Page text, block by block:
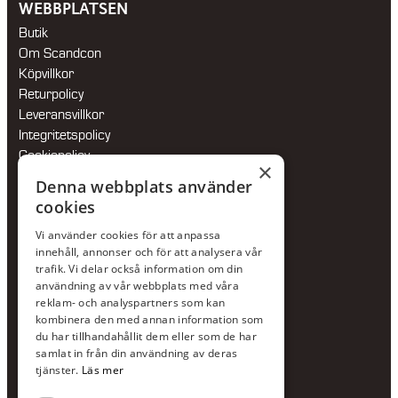
WEBBPLATSEN
Butik
Om Scandcon
Köpvillkor
Returpolicy
Leveransvillkor
Integritetspolicy
Cookiepolicy
Jour:073-36 88 87 0
Växel:020-120 29 00
E-post:info@scandcon.se
BESÖKSADRESS
Backagårdsgatan 9
511 57 Kinna
×
Denna webbplats använder
cookies
Vi använder cookies för att anpassa
innehåll, annonser och för att analysera vår
trafik. Vi delar också information om din
användning av vår webbplats med våra
reklam- och analyspartners som kan
kombinera den med annan information som
du har tillhandahållit dem eller som de har
samlat in från din användning av deras
tjänster. Läs mer